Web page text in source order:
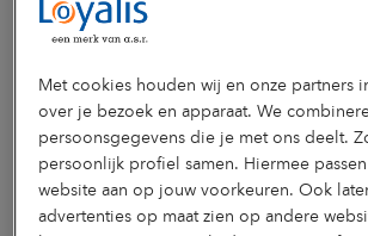
Vragen en antwoorden
Hoe ziet de training eruit?
Met cookies houden wij en onze partners
over je bezoek en apparaat. We
persoonsgegevens die je met ons deelt.
persoonlijk profiel samen. Hiermee
website aan op jouw voorkeuren. Ook
advertenties op maat zien op andere